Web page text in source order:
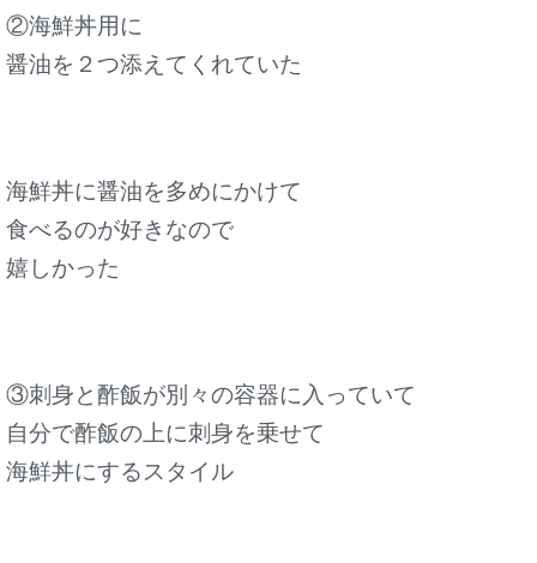
②海鮮丼用に
醤油を２つ添えてくれていた
海鮮丼に醤油を多めにかけて
食べるのが好きなので
嬉しかった
③刺身と酢飯が別々の容器に入っていて
自分で酢飯の上に刺身を乗せて
海鮮丼にするスタイル